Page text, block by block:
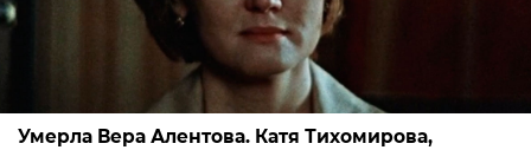
Умерла Вера Алентова. Катя Тихомирова,